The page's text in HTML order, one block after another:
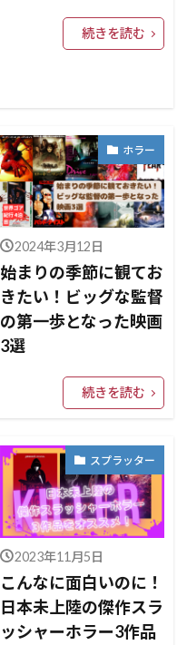
続きを読む
ホラー
2024年3月12日
始まりの季節に観てお
きたい！ビッグな監督
の第一歩となった映画
3選
続きを読む
スプラッター
2023年11月5日
こんなに面白いのに！
日本未上陸の傑作スラ
ッシャーホラー3作品